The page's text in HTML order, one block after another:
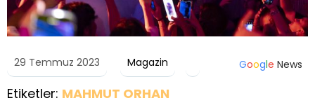
29 Temmuz 2023 Magazin Google News
Etiketler: MAHMUT ORHAN